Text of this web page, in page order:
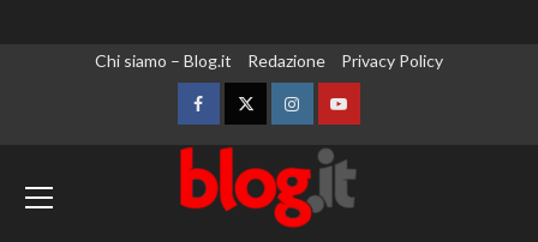
Chi siamo – Blog.it Redazione Privacy Policy
FacebookTwitterInstagramYouTube